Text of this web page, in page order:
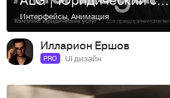
Интерфейсы,Анимация
Илларион Ершов
PRO UI дизайн